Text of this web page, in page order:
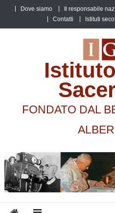
content
Dove siamo Il responsabile
Contatti
Istituti
FONDATO DAL